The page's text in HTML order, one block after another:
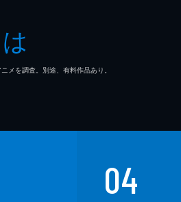
を調査。別途、有料作品あり。
04